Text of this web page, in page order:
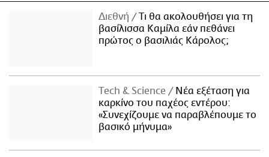
Διεθνή
Τι θα ακολουθήσει για τη
βασίλισσα Καμίλα εάν πεθάνει
πρώτος ο βασιλιάς Κάρολος;
Τech & Science
Νέα εξέταση για
καρκίνο του παχέος εντέρου:
«Συνεχίζουμε να παραβλέπουμε το
βασικό μήνυμα»